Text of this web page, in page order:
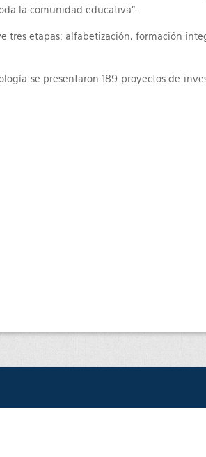
la comunidad educativa”.
etapas: alfabetización, formación
se presentaron 189 proyectos de